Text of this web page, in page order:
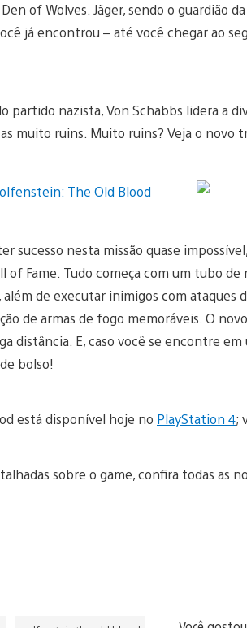
of Wolves. Jäger, sendo o guardião
já encontrou – até você chegar ao
partido nazista, Von Schabbs lidera a
muito ruins. Muito ruins? Veja o novo
sucesso nesta missão quase
of Fame. Tudo começa com um tubo
de executar inimigos com ataques
de armas de fogo memoráveis. O
distância. E, caso você se encontre
bolso!
está disponível hoje no PlayStation 4;
sobre o game, confira todas as